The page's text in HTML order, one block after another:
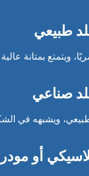
ويتمتع بمتانة
ويشبهه في